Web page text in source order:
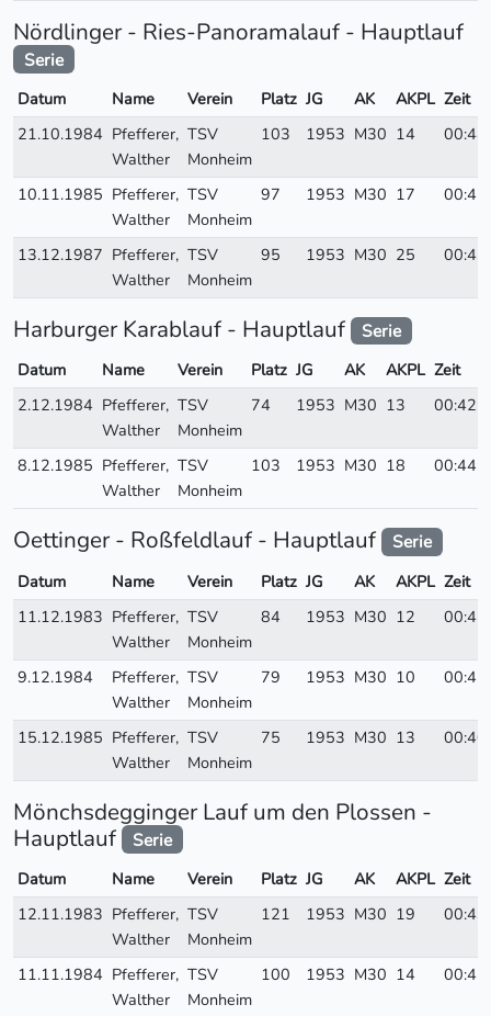
Nördlinger - Ries-Panoramalauf - Hauptlauf
Serie
Datum Name Verein Platz JG AK AKPL Zeit
21.10.1984 Pfefferer,
Walther
TSV
Monheim
103 1953 M30 14
10.11.1985 Pfefferer,
Walther
TSV
Monheim
97 1953 M30 17
13.12.1987 Pfefferer,
Walther
TSV
Monheim
95 1953 M30 25
Harburger Karablauf - Hauptlauf Serie
Datum Name Verein Platz JG AK AKPL Zeit
2.12.1984 Pfefferer,
Walther
TSV
Monheim
74 1953 M30 13
8.12.1985 Pfefferer,
Walther
TSV
Monheim
103 1953 M30 18
Oettinger - Roßfeldlauf - Hauptlauf Serie
Datum Name Verein Platz JG AK AKPL Zeit
11.12.1983 Pfefferer,
Walther
TSV
Monheim
84 1953 M30 12
9.12.1984
Pfefferer,
Walther
TSV
Monheim
79 1953 M30 10
15.12.1985 Pfefferer,
Walther
TSV
Monheim
75 1953 M30 13
Mönchsdegginger Lauf um den Plossen -
Hauptlauf
Serie
Datum Name Verein Platz JG AK AKPL Zeit
12.11.1983 Pfefferer,
Walther
TSV
Monheim
121 1953 M30 19
11.11.1984 Pfefferer,
Walther
TSV
Monheim
100 1953 M30 14